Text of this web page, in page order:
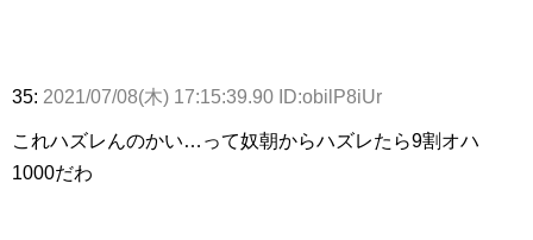
35: 2021/07/08(木) 17:15:39.90 ID:obilP8iUr
これハズレんのかい…って奴朝からハズレたら9割オハ
1000だわ